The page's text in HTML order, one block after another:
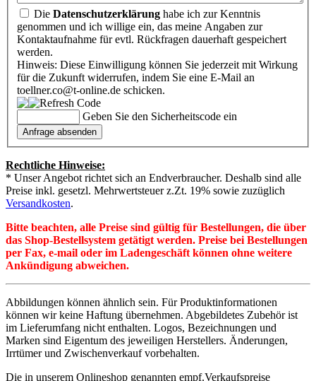
Die Datenschutzerklärung habe ich zur Kenntnis
genommen und ich willige ein, das meine Angaben zur
Kontaktaufnahme für evtl. Rückfragen dauerhaft gespeichert
werden.
Hinweis: Diese Einwilligung können Sie jederzeit mit Wirkung
für die Zukunft widerrufen, indem Sie eine E-Mail an
toellner.co@t-online.de schicken.
Geben Sie den Sicherheitscode ein
Rechtliche Hinweise:
* Unser Angebot richtet sich an Endverbraucher. Deshalb sind alle
Preise inkl. gesetzl. Mehrwertsteuer z.Zt. 19% sowie zuzüglich
Versandkosten.
Bitte beachten, alle Preise sind gültig für Bestellungen, die über
das Shop-Bestellsystem getätigt werden. Preise bei Bestellungen
per Fax, e-mail oder im Ladengeschäft können ohne weitere
Ankündigung abweichen.
Abbildungen können ähnlich sein. Für Produktinformationen
können wir keine Haftung übernehmen. Abgebildetes Zubehör ist
im Lieferumfang nicht enthalten. Logos, Bezeichnungen und
Marken sind Eigentum des jeweiligen Herstellers. Änderungen,
Irrtümer und Zwischenverkauf vorbehalten.
Die in unserem Onlineshop genannten empf.Verkaufspreise